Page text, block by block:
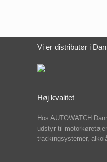
Vi er distributør i
Høj kvalitet
Hos AUTOWATCH
udstyr til
trackingsystemer,